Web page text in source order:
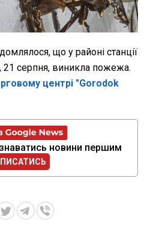
що у районі станції
21 серпня, виникла пожежа.
центрі "Gorodok
новини першим